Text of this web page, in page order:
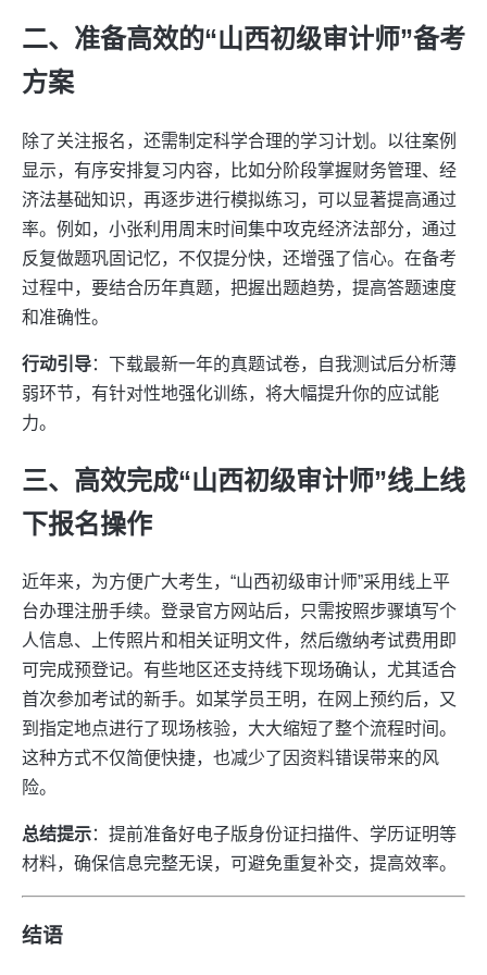
二、准备高效的“山西初级审计师”备考
方案
除了关注报名，还需制定科学合理的学习计划。以往案例
显示，有序安排复习内容，比如分阶段掌握财务管理、经
济法基础知识，再逐步进行模拟练习，可以显著提高通过
率。例如，小张利用周末时间集中攻克经济法部分，通过
反复做题巩固记忆，不仅提分快，还增强了信心。在备考
过程中，要结合历年真题，把握出题趋势，提高答题速度
和准确性。
行动引导：下载最新一年的真题试卷，自我测试后分析薄
弱环节，有针对性地强化训练，将大幅提升你的应试能
力。
三、高效完成“山西初级审计师”线上线
下报名操作
近年来，为方便广大考生，“山西初级审计师”采用线上平
台办理注册手续。登录官方网站后，只需按照步骤填写个
人信息、上传照片和相关证明文件，然后缴纳考试费用即
可完成预登记。有些地区还支持线下现场确认，尤其适合
首次参加考试的新手。如某学员王明，在网上预约后，又
到指定地点进行了现场核验，大大缩短了整个流程时间。
这种方式不仅简便快捷，也减少了因资料错误带来的风
险。
总结提示：提前准备好电子版身份证扫描件、学历证明等
材料，确保信息完整无误，可避免重复补交，提高效率。
结语